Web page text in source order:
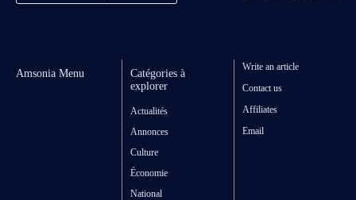
Amsonia Menu
Catégories à
explorer
Actualités
Annonces
Culture
Économie
National
Write an article
Contact us
Affiliates
Email